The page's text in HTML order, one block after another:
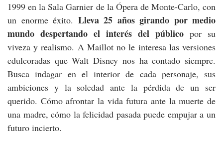
1999 en la Sala Garnier de la Ópera de Monte-Carlo, con
un enorme éxito. Lleva 25 años girando por medio
mundo despertando el interés del público por su
viveza y realismo. A Maillot no le interesa las versiones
edulcoradas que Walt Disney nos ha contado siempre.
Busca indagar en el interior de cada personaje, sus
ambiciones y la soledad ante la pérdida de un ser
querido. Cómo afrontar la vida futura ante la muerte de
una madre, cómo la felicidad pasada puede empujar a un
futuro incierto.